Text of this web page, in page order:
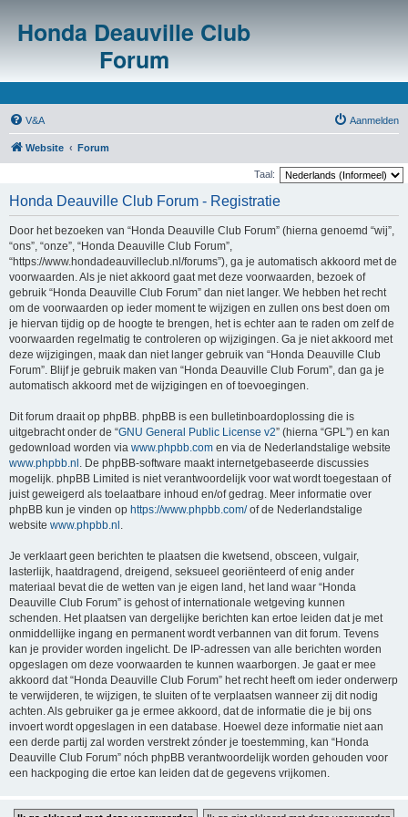
Honda Deauville Club
Forum
V&A Aanmelden
Website Forum
Taal:
Honda Deauville Club Forum - Registratie
Door het bezoeken van “Honda Deauville Club Forum” (hierna genoemd “wij”,
“ons”, “onze”, “Honda Deauville Club Forum”,
“https://www.hondadeauvilleclub.nl/forums”), ga je automatisch akkoord met de
voorwaarden. Als je niet akkoord gaat met deze voorwaarden, bezoek of
gebruik “Honda Deauville Club Forum” dan niet langer. We hebben het recht
om de voorwaarden op ieder moment te wijzigen en zullen ons best doen om
je hiervan tijdig op de hoogte te brengen, het is echter aan te raden om zelf de
voorwaarden regelmatig te controleren op wijzigingen. Ga je niet akkoord met
deze wijzigingen, maak dan niet langer gebruik van “Honda Deauville Club
Forum”. Blijf je gebruik maken van “Honda Deauville Club Forum”, dan ga je
automatisch akkoord met de wijzigingen en of toevoegingen.
Dit forum draait op phpBB. phpBB is een bulletinboardoplossing die is
uitgebracht onder de “GNU General Public License v2” (hierna “GPL”) en kan
gedownload worden via www.phpbb.com en via de Nederlandstalige website
www.phpbb.nl . De phpBB-software maakt internetgebaseerde discussies
mogelijk. phpBB Limited is niet verantwoordelijk voor wat wordt toegestaan of
juist geweigerd als toelaatbare inhoud en/of gedrag. Meer informatie over
phpBB kun je vinden op https://www.phpbb.com/of de Nederlandstalige
website www.phpbb.nl .
Je verklaart geen berichten te plaatsen die kwetsend, obsceen, vulgair,
lasterlijk, haatdragend, dreigend, seksueel georiënteerd of enig ander
materiaal bevat die de wetten van je eigen land, het land waar “Honda
Deauville Club Forum” is gehost of internationale wetgeving kunnen
schenden. Het plaatsen van dergelijke berichten kan ertoe leiden dat je met
onmiddellijke ingang en permanent wordt verbannen van dit forum. Tevens
kan je provider worden ingelicht. De IP-adressen van alle berichten worden
opgeslagen om deze voorwaarden te kunnen waarborgen. Je gaat er mee
akkoord dat “Honda Deauville Club Forum” het recht heeft om ieder onderwerp
te verwijderen, te wijzigen, te sluiten of te verplaatsen wanneer zij dit nodig
achten. Als gebruiker ga je ermee akkoord, dat de informatie die je bij ons
invoert wordt opgeslagen in een database. Hoewel deze informatie niet aan
een derde partij zal worden verstrekt zónder je toestemming, kan “Honda
Deauville Club Forum” nóch phpBB verantwoordelijk worden gehouden voor
een hackpoging die ertoe kan leiden dat de gegevens vrijkomen.